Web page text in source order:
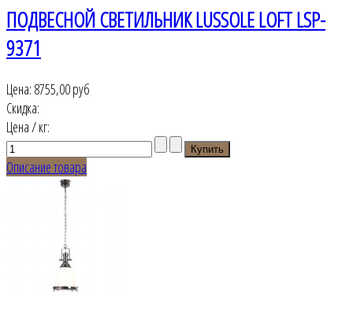
ПОДВЕСНОЙ СВЕТИЛЬНИК LUSSOLE LOFT LSP-
9371
Цена: 8755,00 руб
Скидка:
Цена / кг:
Описание товара